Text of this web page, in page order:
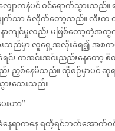
ာကနဲပင် ဝင်ရောက်သွားသည်။ ရ
ျက်သာ ခံလိုက်တော့သည်။ လီးက
နာကျင်မှုလည်း မဖြစ်တော့တဲ့
းသည်မှာ လူရှေ့အလိုးခံရ၍ အစက
င်း တအင်းအင်းညည်းနေတော့
ညှစ်နေမိသည်။ ထိုစဉ်မှာပင်
းသေးသည်။
းဟာ”
ေရာကနေ ရတီ့ရင်ဘတ်အောက်ဝ